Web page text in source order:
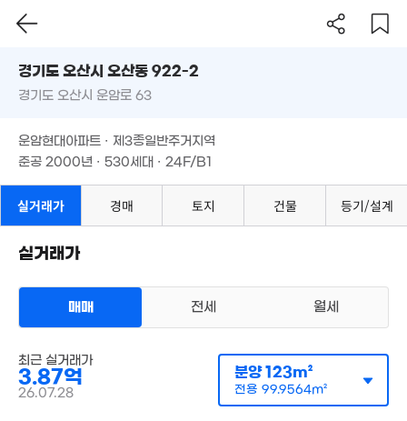
100m²
필터 매물 탐색
경기도 오산시 오산동 922-2
준공 2000년 · 530세대 · 24F/B1
경기도 오산시 오산동 922-2
경기도 오산시 운암로 63
운암현대아파트 · 제3종일반주거지역
준공 2000년 · 530세대 · 24F/B1
실거래가 경매 토지 건물 등기/설계
실거래가
매매 전세 월세
최근 실거래가
3.87억
26.07.28
분양123m²
전용 99.9564m²